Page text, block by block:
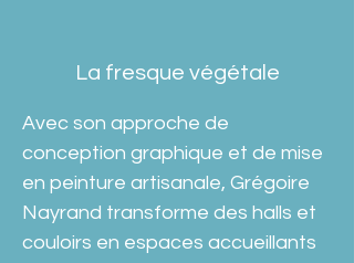
La fresque végétale
Avec son approche de
conception graphique et de mise
en peinture artisanale, Grégoire
Nayrand transforme des halls et
couloirs en espaces accueillants